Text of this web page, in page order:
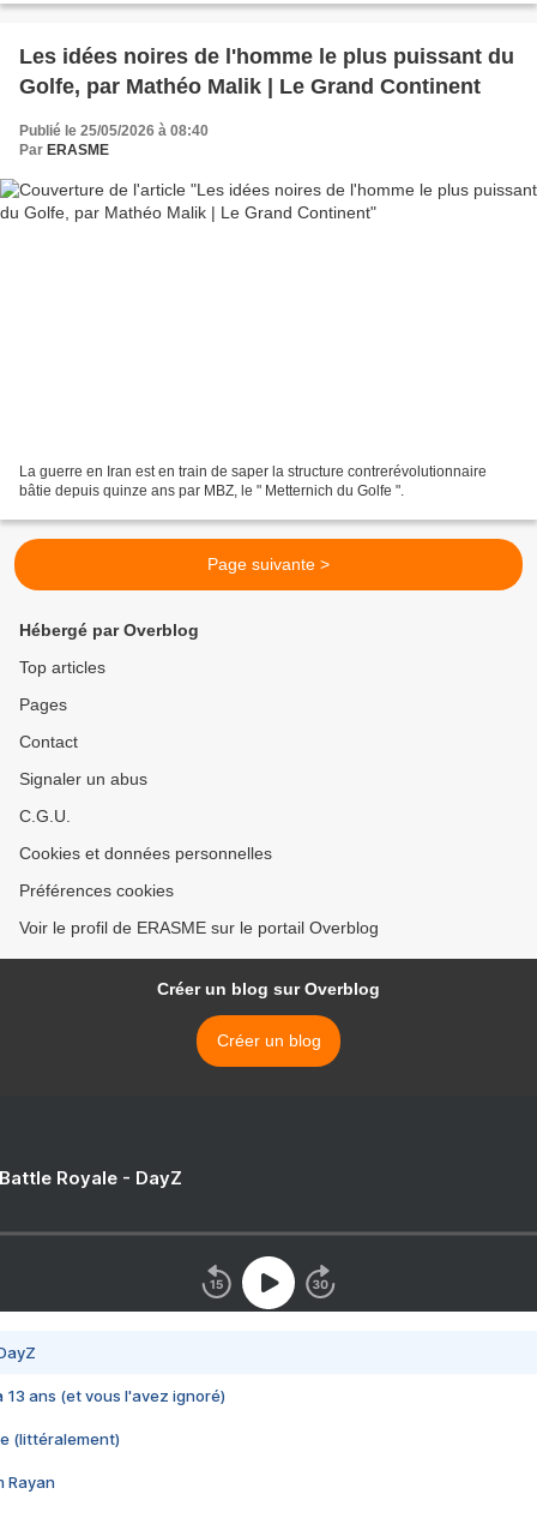
Les idées noires de l'homme le plus puissant du
Golfe, par Mathéo Malik | Le Grand Continent
Publié le 25/05/2026 à 08:40
Par ERASME
La guerre en Iran est en train de saper la structure contrerévolutionnaire
bâtie depuis quinze ans par MBZ, le " Metternich du Golfe ".
Page suivante >
Hébergé par Overblog
Top articles
Pages
Contact
Signaler un abus
C.G.U.
Cookies et données personnelles
Préférences cookies
Voir le profil de ERASME sur le portail Overblog
Créer un blog sur Overblog
Créer un blog
Royale - DayZ
13 ans (et vous l'avez ignoré)
(littéralement)
Rayan